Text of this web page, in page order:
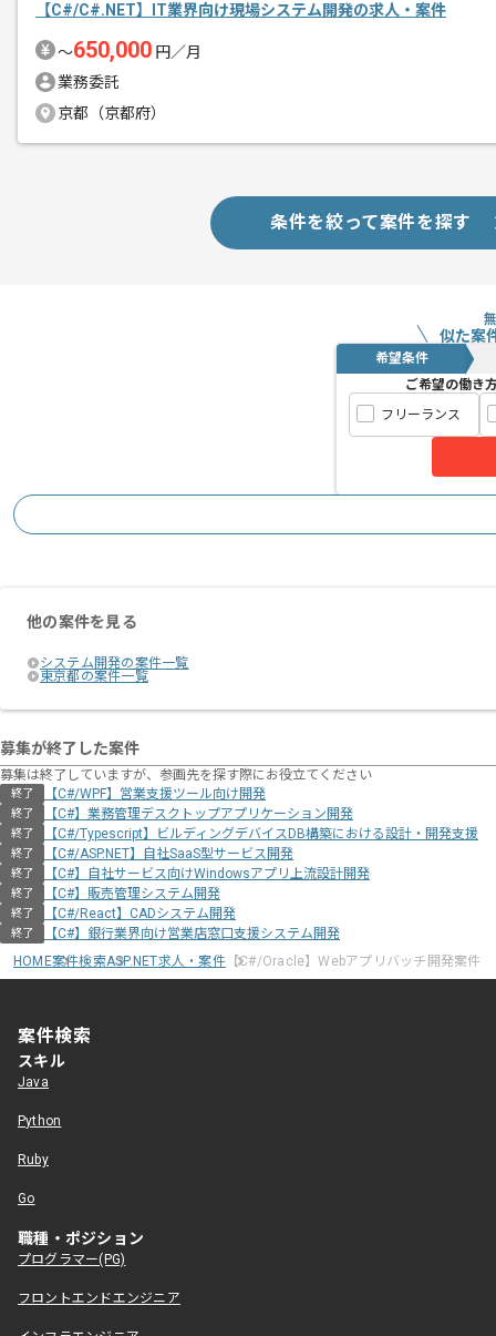
【C#/C#.NET】IT業界向け現場システム開発の求人・案件
〜650,000 円／月
業務委託
京都（京都府）
条件を絞って案件を探す
似た案
希望条件
ご希望の働き
フリーランス
他の案件を見る
システム開発の案件一覧
東京都の案件一覧
募集が終了した案件
募集は終了していますが、参画先を探す際にお役立てください
終了 【C#/WPF】営業支援ツール向け開発
終了 【C#】業務管理デスクトップアプリケーション開発
終了 【C#/Typescript】ビルディングデバイスDB構築における設計・開発支援
終了 【C#/ASP.NET】自社SaaS型サービス開発
終了 【C#】自社サービス向けWindowsアプリ上流設計開発
終了 【C#】販売管理システム開発
終了 【C#/React】CADシステム開発
終了
【C#】銀行業界向け営業店窓口支援システム開発
HOME案件検索ASP.NET求人・案件【C#/Oracle】Webアプリバッチ開発案件
案件検索
スキル
Java
Python
Ruby
Go
職種・ポジション
プログラマー(PG)
フロントエンドエンジニア